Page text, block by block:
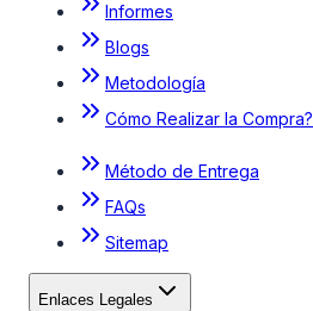
Informes
Blogs
Metodología
Cómo Realizar la Compra?
Método de Entrega
FAQs
Sitemap
Enlaces Legales